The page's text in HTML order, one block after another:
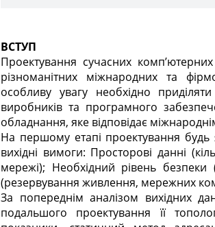
ВСТУП
Проектування сучасних
різноманітних міжнародних та
особливу увагу необхідно
виробників та програмного
обладнання, яке відповідає
На першому етапі проектування будь
вихідні вимоги: Просторові данні
мережі); Необхідний рівень безпеки
(резервування живлення, мережних
За попереднім аналізом вихідних
подальшого проектування її